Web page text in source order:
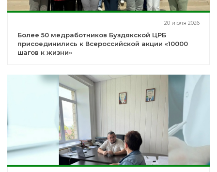
20 июля 2026
Более 50 медработников Буздякской ЦРБ
присоединились к Всероссийской акции «10000
шагов к жизни»